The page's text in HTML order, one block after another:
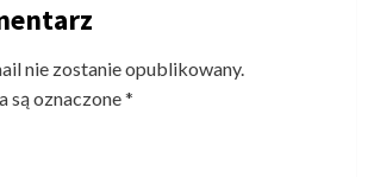
nie zostanie opublikowany.
są oznaczone*